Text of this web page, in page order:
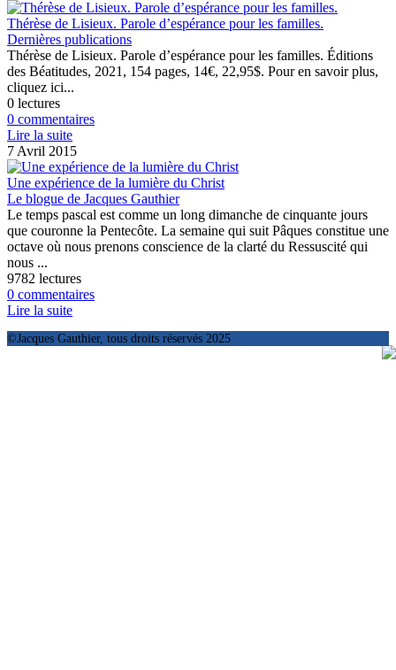
Thérèse de Lisieux. Parole d’espérance pour les familles.
Dernières publications
Thérèse de Lisieux. Parole d’espérance pour les familles. Éditions
des Béatitudes, 2021, 154 pages, 14€, 22,95$. Pour en savoir plus,
cliquez ici...
0 lectures
0 commentaires
Lire la suite
7 Avril 2015
Une expérience de la lumière du Christ
Le blogue de Jacques Gauthier
Le temps pascal est comme un long dimanche de cinquante jours
que couronne la Pentecôte. La semaine qui suit Pâques constitue une
octave où nous prenons conscience de la clarté du Ressuscité qui
nous ...
9782 lectures
0 commentaires
Lire la suite
©Jacques Gauthier, tous droits réservés 2025